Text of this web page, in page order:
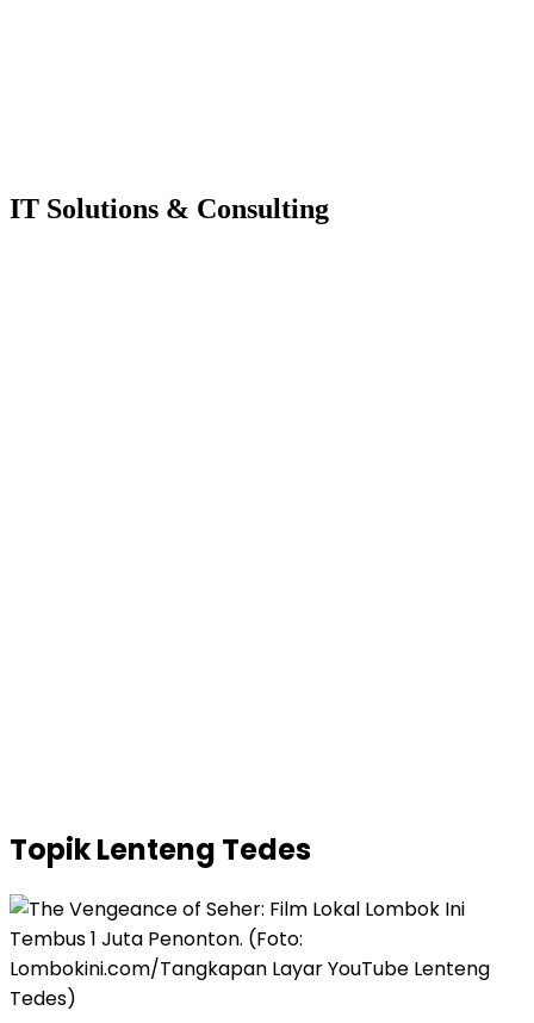
IT Solutions & Consulting
TopikLenteng Tedes